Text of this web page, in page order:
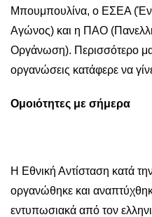
Μπουμπουλίνα, ο ΕΣΕΑ
Αγώνος) και η ΠΑΟ
Οργάνωση). Περισσότερο
οργανώσεις κατάφερε να
Ομοιότητες με σήμερα
Η Εθνική Αντίσταση κατά
οργανώθηκε και
εντυπωσιακά από τον